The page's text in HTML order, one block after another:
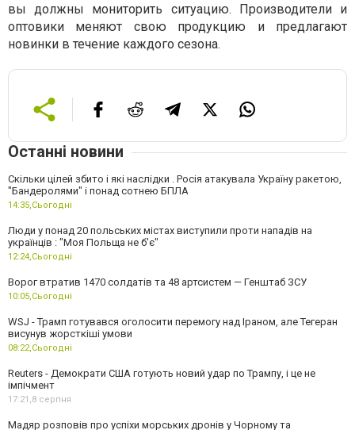
вы должны мониторить ситуацию. Производители и
оптовики меняют свою продукцию и предлагают
новинки в течение каждого сезона.
Останні новини
Скільки цілей збито і які наслідки . Росія атакувала Україну ракетою,
"Бандеролями" і понад сотнею БПЛА
14:35,Сьогодні
Люди у понад 20 польських містах виступили проти нападів на
українців : "Моя Польща не б'є"
12:24,Сьогодні
Ворог втратив 1470 солдатів та 48 артсистем — Генштаб ЗСУ
10:05,Сьогодні
WSJ - Трамп готувався оголосити перемогу над Іраном, але Тегеран
висунув жорсткіші умови
08:22,Сьогодні
Reuters - Демократи США готують новий удар по Трампу, і це не
імпічмент
17:21,8 серпня
Мадяр розповів про успіхи морських дронів у Чорному та